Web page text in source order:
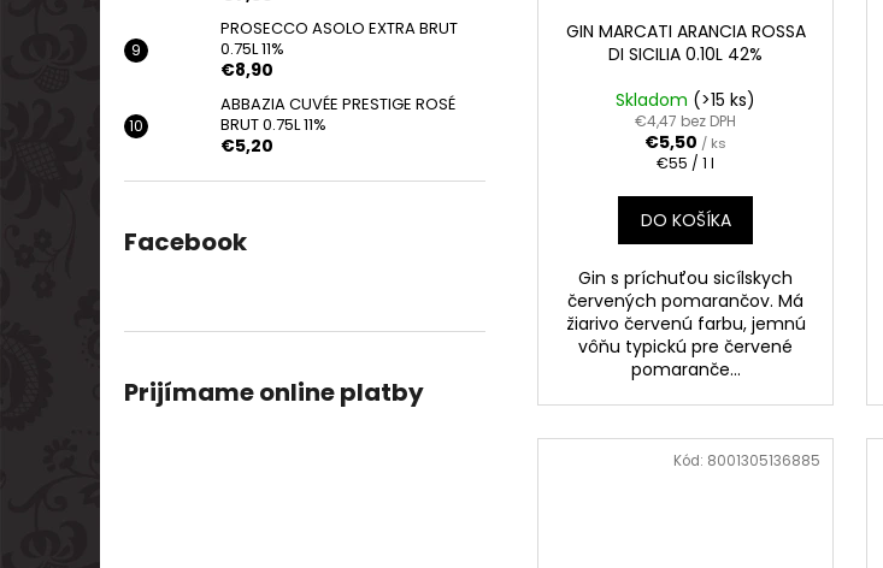
PROSECCO ASOLO EXTRA BRUT
0.75L 11%
€8,90
ABBAZIA CUVÉE PRESTIGE ROSÉ
BRUT 0.75L 11%
€5,20
Facebook
Prijímame online platby
GIN MARCATI ARANCIA ROSSA
DI SICILIA 0.10L 42%
Skladom (>15 ks)
€4,47 bez DPH
€5,50 / ks
Jednotková
€55 / 1 l
DO KOŠÍKA
Gin s príchuťou sicílskych
červených pomarančov. Má
žiarivo červenú farbu, jemnú
vôňu typickú pre červené
pomaranče...
Kód: 8001305136885